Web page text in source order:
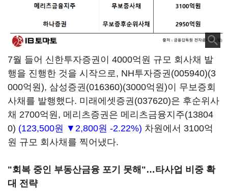
7월 들어 신한투자증권이 4000억원 규모 회사채 발
행을 진행한 것을 시작으로, NH투자증권(005940)(3
000억원), 삼성증권(016360)(3000억원)이 무보증회
사채를 발행했다. 미래에셋증권(037620)은 후순위사
채 2700억원, 메리츠증권은 메리츠금융지주(13804
0) (123,500원 ▼2,800원 -2.22%) 차원에서 3100억
원 규모 회사채를 찍어냈다.
"회복 중인 부동산금융 포기 못해"…타사업 비중 확
대 전략